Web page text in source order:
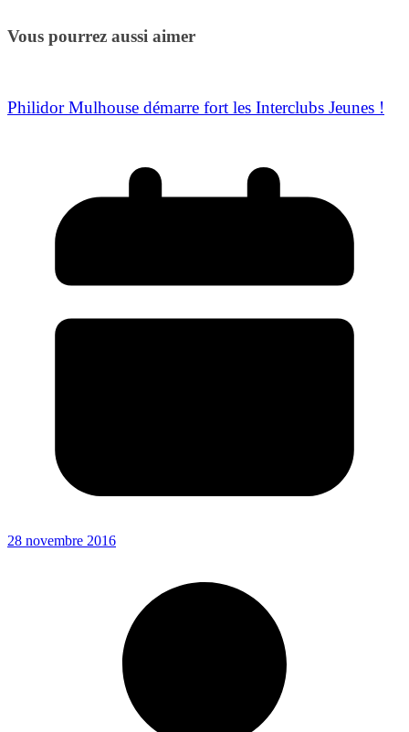
Vous pourrez aussi aimer
Philidor Mulhouse démarre fort les Interclubs Jeunes !
28 novembre 2016